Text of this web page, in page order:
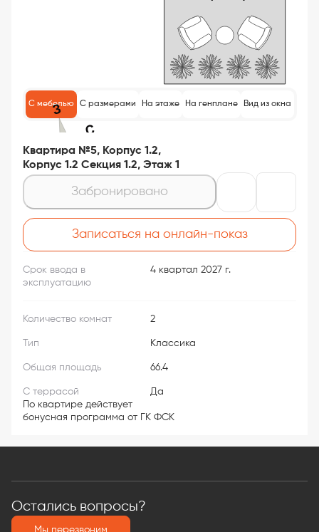
С мебелью С размерами На этаже На генплане Вид из окна
Квартира №5, Корпус 1.2,
Корпус 1.2 Секция 1.2, Этаж 1
Забронировано
Записаться на онлайн-показ
Срок ввода в
эксплуатацию
4 квартал 2027 г.
Количество комнат 2
Тип Классика
Общая площадь 66.4
С террасой
Да
По квартире действует
бонусная программа от ГК ФСК
Остались вопросы?
Мы перезвоним